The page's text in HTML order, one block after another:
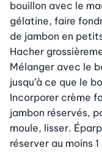
bouillon avec le
gélatine, faire
de jambon en
Hacher
Mélanger avec le
jusqu’à ce que le
Incorporer crème
jambon réservés,
moule, lisser.
réserver au moins